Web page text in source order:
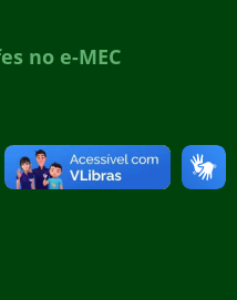
no e-MEC